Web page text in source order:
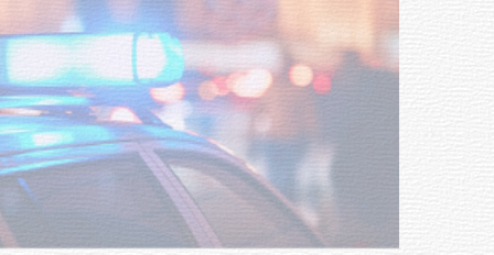
04-08-2026
NOTICIAS